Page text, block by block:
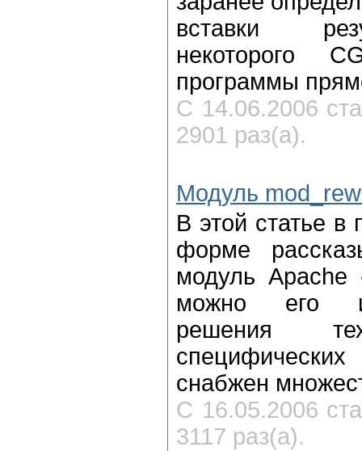
вставки
некоторого
программы
С 14.06.2006
2901 раз(а).
Модуль
В этой статье в
форме
модуль
можно его
решения
снабжен
С 16.05.2006
3117 раз(а).